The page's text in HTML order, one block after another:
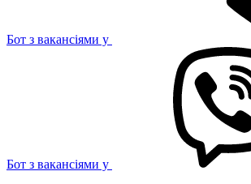
Бот з вакансіями у
Бот з вакансіями у